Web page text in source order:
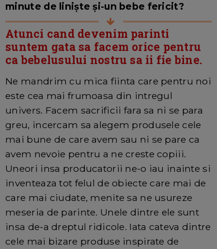
minute de liniște și-un bebe fericit?
Atunci cand devenim parinti
suntem gata sa facem orice pentru
ca bebelusului nostru sa ii fie bine.
Ne mandrim cu mica fiinta care pentru noi
este cea mai frumoasa din intregul
univers. Facem sacrificii fara sa ni se para
greu, incercam sa alegem produsele cele
mai bune de care avem sau ni se pare ca
avem nevoie pentru a ne creste copiii.
Uneori insa producatorii ne-o iau inainte si
inventeaza tot felul de obiecte care mai de
care mai ciudate, menite sa ne usureze
meseria de parinte. Unele dintre ele sunt
insa de-a dreptul ridicole. Iata cateva dintre
cele mai bizare produse inspirate de